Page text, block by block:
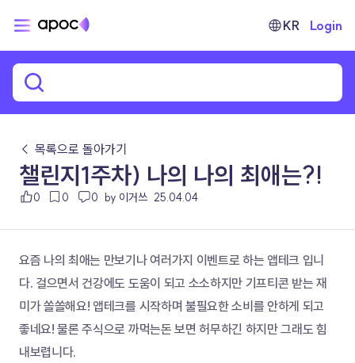
KR Login
← 목록으로 돌아가기
챌린지1주차) 나의 나의 최애는?!
0 0 0 by 이거쓰 25.04.04
요즘 나의 최애는 만보기나 여러가지 이벤트로 하는 앱테크 입니
다. 걸으면서 건강에도 도움이 되고 소소하지만 기프티콘 받는 재
미가 쏠쏠해요! 앱테크를 시작하며 불필요한 소비를 안하게 되고
좋네요! 물론 주식으로 까먹는돈 보면 허무하긴 하지만 그래도 힘
내보렵니다.